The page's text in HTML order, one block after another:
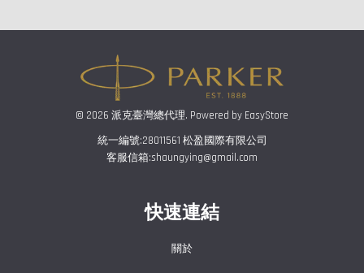
© 2026 派克臺灣總代理. Powered by EasyStore
統一編號:28011561 松盈國際有限公司
客服信箱:shaungying@gmail.com
快速連結
關於